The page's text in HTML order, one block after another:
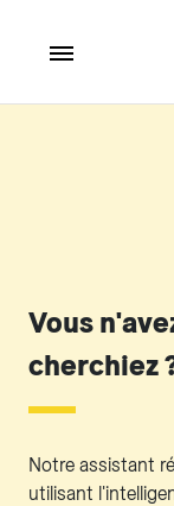
Vous
cherchiez
Notre assistant
utilisant